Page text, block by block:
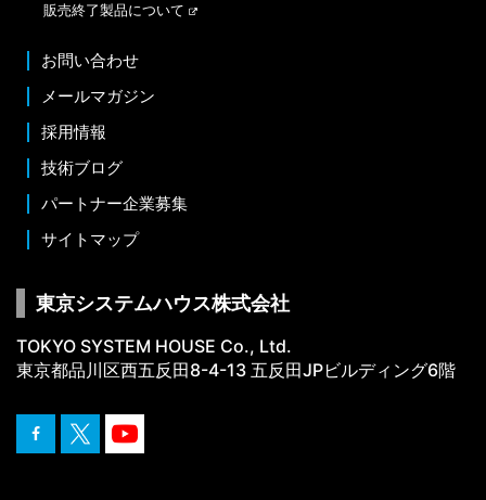
販売終了製品について
お問い合わせ
メールマガジン
採用情報
技術ブログ
パートナー企業募集
サイトマップ
東京システムハウス株式会社
TOKYO SYSTEM HOUSE Co., Ltd.
東京都品川区西五反田8-4-13 五反田JPビルディング6階